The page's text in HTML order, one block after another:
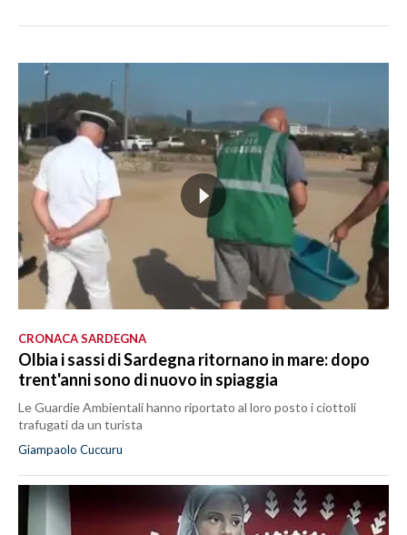
CRONACA SARDEGNA
Olbia i sassi di Sardegna ritornano in mare: dopo
trent'anni sono di nuovo in spiaggia
Le Guardie Ambientali hanno riportato al loro posto i ciottoli
trafugati da un turista
Giampaolo Cuccuru